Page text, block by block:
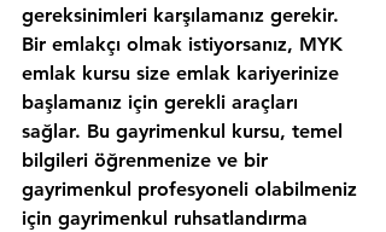
gereksinimleri karşılamanız gerekir.
Bir emlakçı olmak istiyorsanız, MYK
emlak kursu size emlak kariyerinize
başlamanız için gerekli araçları
sağlar. Bu gayrimenkul kursu, temel
bilgileri öğrenmenize ve bir
gayrimenkul profesyoneli olabilmeniz
için gayrimenkul ruhsatlandırma